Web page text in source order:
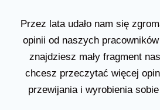
Przez lata udało nam się
opinii od naszych
znajdziesz mały fragment
chcesz przeczytać więcej
przewijania i wyrobienia